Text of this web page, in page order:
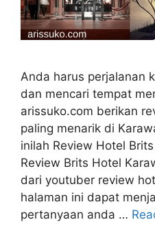
Anda harus perjalanan
dan mencari tempat
arissuko.com berikan
paling menarik di
inilah Review Hotel
Review Brits Hotel
dari youtuber review
halaman ini dapat
pertanyaan anda …